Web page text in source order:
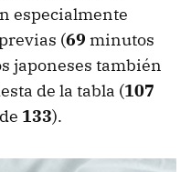
especialmente
(69 minutos
japoneses también
de la tabla (107
133).